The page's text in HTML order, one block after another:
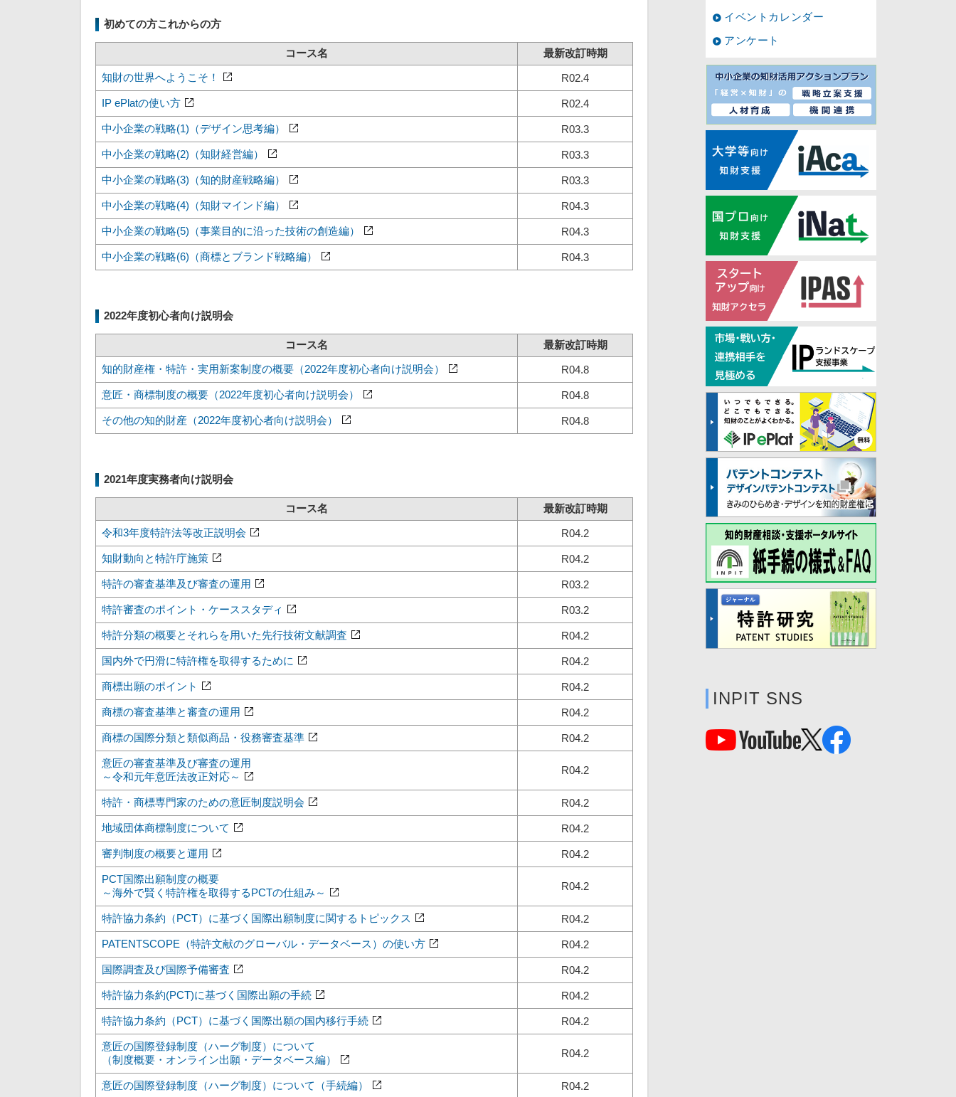
初めての方これからの方
コース名
最新改訂時期
知財の世界へようこそ！
R02.4
IP ePlatの使い方 R02.4
中小企業の戦略(1)（デザイン思考編） R03.3
中小企業の戦略(2)（知財経営編） R03.3
中小企業の戦略(3)（知的財産戦略編） R03.3
中小企業の戦略(4)（知財マインド編） R04.3
中小企業の戦略(5)（事業目的に沿った技術の創造編） R04.3
中小企業の戦略(6)（商標とブランド戦略編） R04.3
2022年度初心者向け説明会
コース名
最新改訂時期
知的財産権・特許・実用新案制度の概要（2022年度初心者向け説明会）
R04.8
意匠・商標制度の概要（2022年度初心者向け説明会） R04.8
その他の知的財産（2022年度初心者向け説明会） R04.8
2021年度実務者向け説明会
コース名
最新改訂時期
令和3年度特許法等改正説明会
R04.2
知財動向と特許庁施策 R04.2
特許の審査基準及び審査の運用 R03.2
特許審査のポイント・ケーススタディ R03.2
特許分類の概要とそれらを用いた先行技術文献調査 R04.2
国内外で円滑に特許権を取得するために R04.2
商標出願のポイント R04.2
商標の審査基準と審査の運用 R04.2
商標の国際分類と類似商品・役務審査基準 R04.2
意匠の審査基準及び審査の運用
～令和元年意匠法改正対応～
R04.2
特許・商標専門家のための意匠制度説明会 R04.2
地域団体商標制度について R04.2
審判制度の概要と運用 R04.2
PCT国際出願制度の概要
～海外で賢く特許権を取得するPCTの仕組み～
R04.2
特許協力条約（PCT）に基づく国際出願制度に関するトピックス R04.2
PATENTSCOPE（特許文献のグローバル・データベース）の使い方 R04.2
国際調査及び国際予備審査 R04.2
特許協力条約(PCT)に基づく国際出願の手続 R04.2
特許協力条約（PCT）に基づく国際出願の国内移行手続 R04.2
意匠の国際登録制度（ハーグ制度）について
（制度概要・オンライン出願・データベース編）
R04.2
意匠の国際登録制度（ハーグ制度）について（手続編） R04.2
イベントカレンダー
アンケート
INPIT SNS